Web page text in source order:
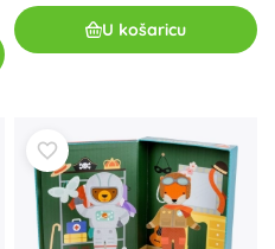
U košaricu